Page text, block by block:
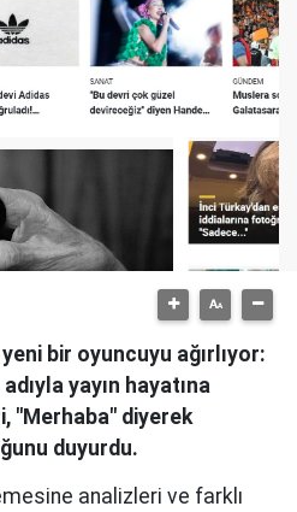
bir oyuncuyu ağırlıyor:
yayın hayatına
"Merhaba" diyerek
duyurdu.
analizleri ve farklı